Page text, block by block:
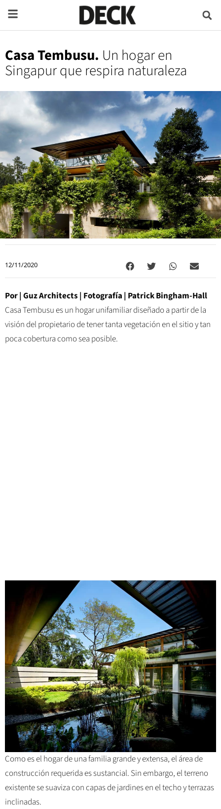
Casa Tembusu. Un hogar en
Singapur que respira naturaleza
12/11/2020
Por | Guz Architects | Fotografía | Patrick Bingham-Hall
Casa Tembusu es un hogar unifamiliar diseñado a partir de la
visión del propietario de tener tanta vegetación en el sitio y tan
poca cobertura como sea posible.
Como es el hogar de una familia grande y extensa, el área de
construcción requerida es sustancial. Sin embargo, el terreno
existente se suaviza con capas de jardines en el techo y terrazas
inclinadas.